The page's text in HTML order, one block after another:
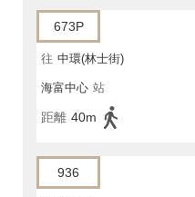
673P
往 中環(林士街)
海富中心 站
距離 40m
936